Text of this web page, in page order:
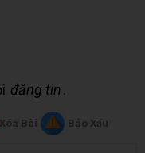
đăng tin.
Xóa Bài Báo Xấu